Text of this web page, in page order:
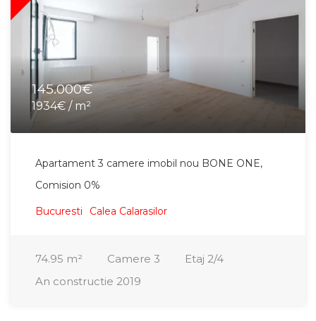
145.000€
1934€ / m²
Apartament 3 camere imobil nou BONE ONE,
Comision 0%
Bucuresti Calea Calarasilor
74.95 m² Camere 3 Etaj 2/4
An constructie 2019